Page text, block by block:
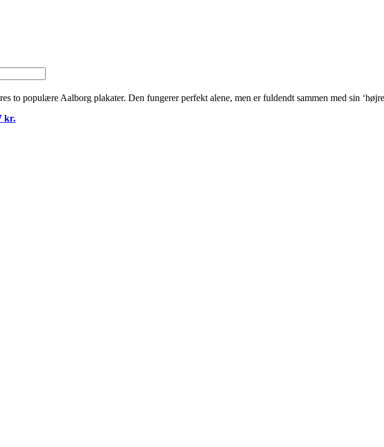
to populære Aalborg plakater. Den fungerer perfekt alene, men er fuldendt sammen med sin
kr.